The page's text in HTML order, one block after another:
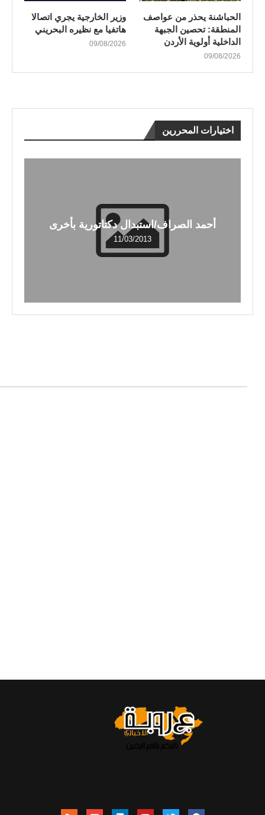
الحباشنة يحذر من عواصف
المنطقة: تحصين الجبهة
الداخلية أولوية الأردن
09/08/2026
وزير الخارجية يجري اتصالا
هاتفيا مع نظيره البحريني
09/08/2026
اختيارات المحررين
أحمد الصراف/استبدال دكتاتورية بأخرى
11/03/2013